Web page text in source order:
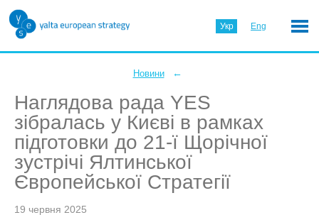
Укр Eng
Новини ←
Наглядова рада YES
зібралась у Києві в рамках
підготовки до 21-ї Щорічної
зустрічі Ялтинської
Європейської Стратегії
19 червня 2025